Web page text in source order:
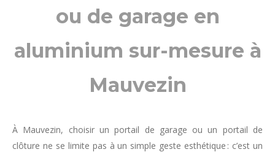
ou de garage en
aluminium sur-mesure à
Mauvezin
À Mauvezin, choisir un portail de garage ou un portail de
clôture ne se limite pas à un simple geste esthétique : c’est un